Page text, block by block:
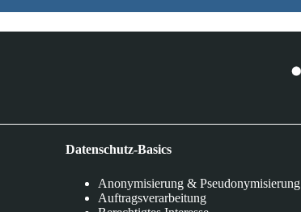
Datenschutz-Basics
Anonymisierung & Pseudonymisierung
Auftragsverarbeitung